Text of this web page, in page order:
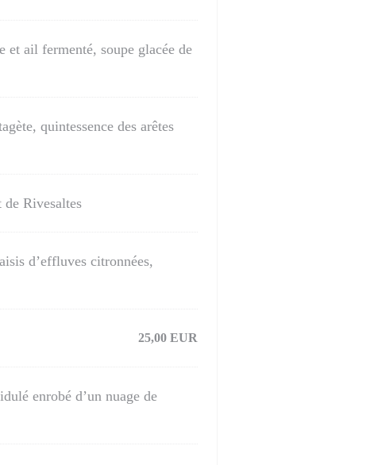
et ail fermenté, soupe glacée de
quintessence des arêtes
Rivesaltes
d’effluves citronnées,
25,00 EUR
enrobé d’un nuage de